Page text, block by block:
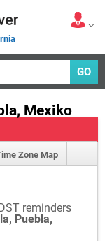
GO
Mexiko
Zone Map
reminders
Puebla,